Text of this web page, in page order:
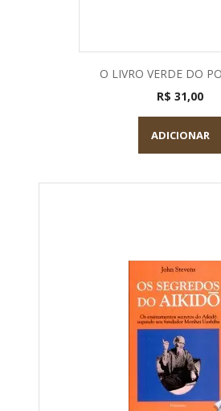
O LIVRO VERDE DO
R$ 31,00
ADICIONAR